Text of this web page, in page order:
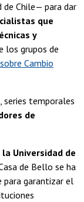
de Chile— para dar
que
y
los grupos de
Cambio
series temporales
de
Universidad de
de Bello se ha
para garantizar el